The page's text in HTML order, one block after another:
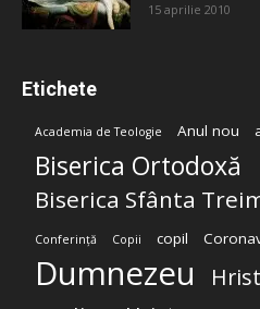
15 aprilie 2010
Etichete
Academia de Teologie Anul nou
Biserica Ortodoxă
Biserica Sfânta
Conferință Copii copil
Dumnezeu